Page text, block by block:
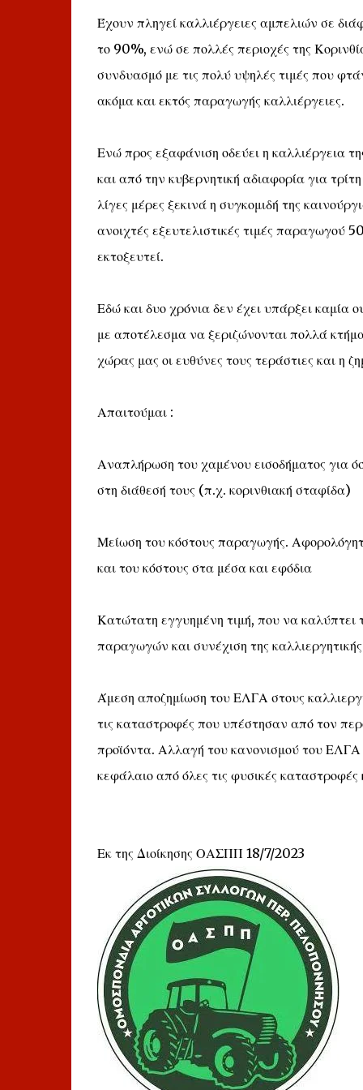
Έχουν πληγεί καλλιέργειες αμπελιών σε
το 90%, ενώ σε πολλές περιοχές της
συνδυασμό με τις πολύ υψηλές τιμές που
ακόμα και εκτός παραγωγής καλλιέργειες.
Ενώ προς εξαφάνιση οδεύει η καλλιέργεια
και από την κυβερνητική αδιαφορία για
λίγες μέρες ξεκινά η συγκομιδή της
ανοιχτές εξευτελιστικές τιμές παραγωγού
εκτοξευτεί.
Εδώ και δυο χρόνια δεν έχει υπάρξει καμία
με αποτέλεσμα να ξεριζώνονται πολλά
χώρας μας οι ευθύνες τους τεράστιες και η
Απαιτούμαι :
Αναπλήρωση του χαμένου εισοδήματος για
στη διάθεσή τους (π.χ. κορινθιακή σταφίδα)
Μείωση του κόστους παραγωγής.
και του κόστους στα μέσα και εφόδια
Κατώτατη εγγυημένη τιμή, που να καλύπτει
παραγωγών και συνέχιση της
Άμεση αποζημίωση του ΕΛΓΑ στους
τις καταστροφές που υπέστησαν από τον
προϊόντα. Αλλαγή του κανονισμού του
κεφάλαιο από όλες τις φυσικές
Εκ της Διοίκησης ΟΑΣΠΠ 18/7/2023